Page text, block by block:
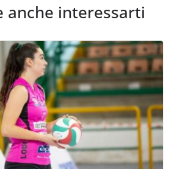
anche interessarti